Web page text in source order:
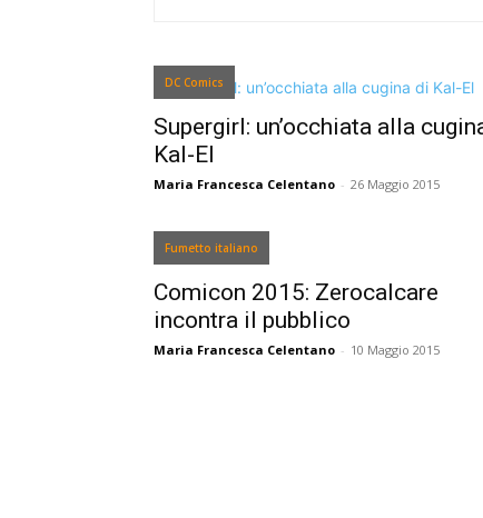
DC Comics
Supergirl: un’occhiata alla
Kal-El
Maria Francesca Celentano - 26 Maggio 2015
Fumetto italiano
Comicon 2015: Zerocalcare
incontra il pubblico
Maria Francesca Celentano - 10 Maggio 2015